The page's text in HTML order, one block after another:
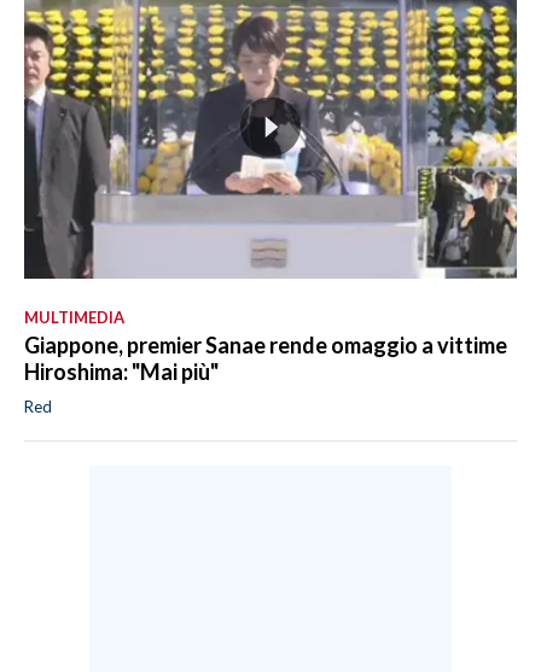
MULTIMEDIA
Giappone, premier Sanae rende omaggio a vittime
Hiroshima: "Mai più"
Red